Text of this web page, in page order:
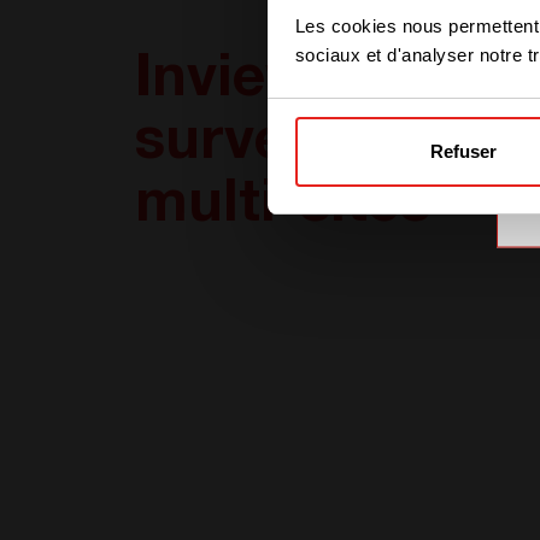
Les cookies nous
sociaux et d'analyser notre
Refuser
Inview Mesh,
surveillance
multi-sites